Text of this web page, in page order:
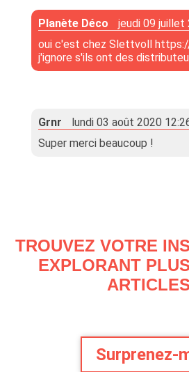
Planète Déco
jeudi 09 juillet
oui c'est chez Slettvoll
j'ignore s'ils ont des
Grnr
lundi 03 août 2020
Super merci beaucoup !
TROUVEZ VOTRE
EXPLORANT
Surprenez-